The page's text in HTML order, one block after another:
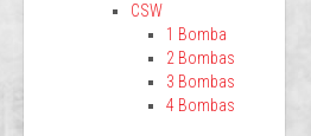
CSW
1 Bomba
2 Bombas
3 Bombas
4 Bombas